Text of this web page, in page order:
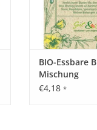
BIO-Essbare
Mischung
€4,18 *